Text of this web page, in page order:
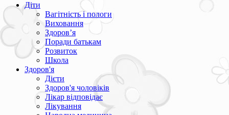
Діти
Вагітність і пологи
Виховання
Здоров’я
Поради батькам
Розвиток
Школа
Здоров'я
Дієти
Здоров'я чоловіків
Лікар відповідає
Лікування